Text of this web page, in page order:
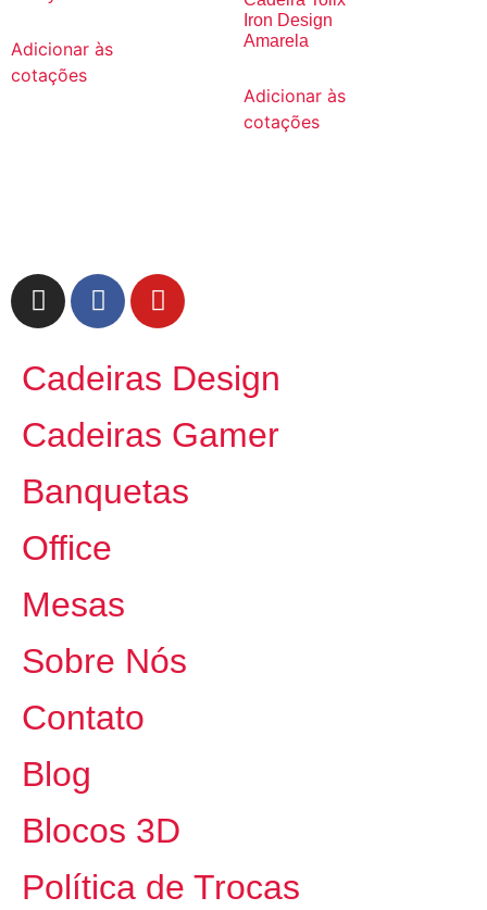
Adicionar às
cotações
Iron Design
Amarela
Adicionar às
cotações
Cadeiras Design
Cadeiras Gamer
Banquetas
Office
Mesas
Sobre Nós
Contato
Blog
Blocos 3D
Política de Trocas